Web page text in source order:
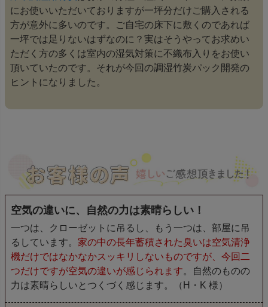
にお使いいただいておりますが一坪分だけご購入される
方が意外に多いのです。ご自宅の床下に敷くのであれば
一坪では足りないはずなのに？実はそうやってお求めい
ただく方の多くは室内の湿気対策に不織布入りをお使い
頂いていたのです。それが今回の調湿竹炭パック開発の
ヒントになりました。
空気の違いに、自然の力は素晴らしい！
一つは、クローゼットに吊るし、もう一つは、部屋に吊
るしています。 家の中の長年蓄積された臭いは空気清浄
機だけではなかなかスッキリしないものですが、今回二
つだけですが空気の違いが感じられます。自然のものの
力は素晴らしいとつくづく感じます。（H・K 様）